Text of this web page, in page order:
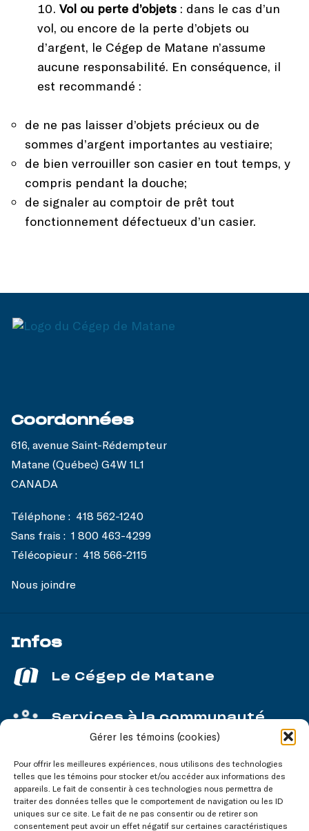
Gérer les témoins (cookies)
Pour offrir les meilleures expériences, nous utilisons des technologies
telles que les témoins pour stocker et/ou accéder aux informations des
appareils. Le fait de consentir à ces technologies nous permettra de
traiter des données telles que le comportement de navigation ou les ID
uniques sur ce site. Le fait de ne pas consentir ou de retirer son
consentement peut avoir un effet négatif sur certaines caractéristiques
Vol ou perte d’objets : dans le cas d’un
vol, ou encore de la perte d’objets ou
d’argent, le Cégep de Matane n’assume
aucune responsabilité. En conséquence, il
est recommandé :
de ne pas laisser d’objets précieux ou de
sommes d’argent importantes au vestiaire;
de bien verrouiller son casier en tout temps, y
compris pendant la douche;
de signaler au comptoir de prêt tout
fonctionnement défectueux d’un casier.
Coordonnées
616, avenue Saint-Rédempteur
Matane (Québec) G4W 1L1
CANADA
Téléphone : 418 562-1240
Sans frais : 1 800 463-4299
Télécopieur : 418 566-2115
Nous joindre
Infos
Le Cégep de Matane
Services à la communauté
Service aux entreprises